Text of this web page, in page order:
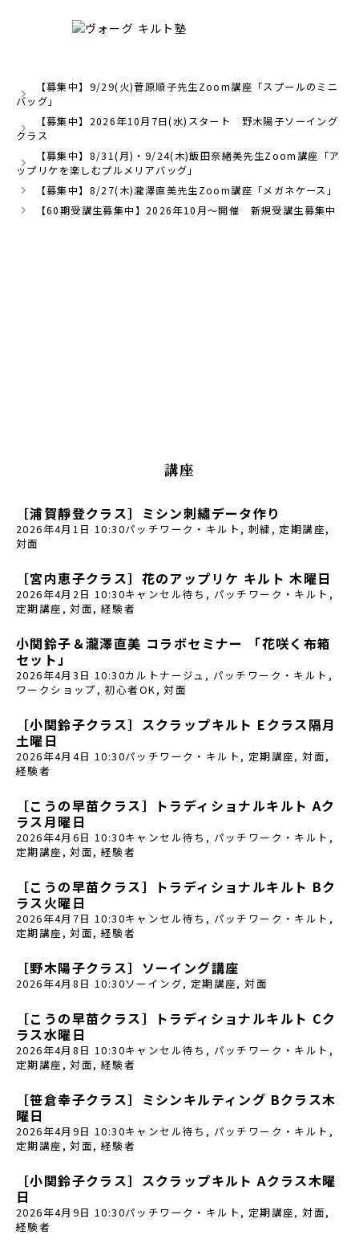
【募集中】9/29(火)菅原順子先生Zoom講座「スプールのミニ
バッグ」
【募集中】2026年10月7日(水)スタート 野木陽子ソーイング
クラス
【募集中】8/31(月)・9/24(木)飯田奈緒美先生Zoom講座「ア
ップリケを楽しむプルメリアバッグ」
【募集中】8/27(木)瀧澤直美先生Zoom講座「メガネケース」
【60期受講生募集中】2026年10月～開催 新規受講生募集中
講座
［浦賀靜登クラス］ミシン刺繡データ作り
2026年4月1日 10:30パッチワーク・キルト , 刺繍 , 定期講座,
対面
［宮内恵子クラス］花のアップリケ キルト 木曜日
2026年4月2日 10:30キャンセル待ち , パッチワーク・キルト ,
定期講座 ,対面,経験者
小関鈴子＆瀧澤直美 コラボセミナー 「花咲く布箱
セット」
2026年4月3日 10:30カルトナージュ , パッチワーク・キルト ,
ワークショップ , 初心者OK ,対面
［小関鈴子クラス］スクラップキルト Eクラス隔月
土曜日
2026年4月4日 10:30パッチワーク・キルト , 定期講座,対面,
経験者
［こうの早苗クラス］トラディショナルキルト Aク
ラス月曜日
2026年4月6日 10:30キャンセル待ち , パッチワーク・キルト ,
定期講座 ,対面,経験者
［こうの早苗クラス］トラディショナルキルト Bク
ラス火曜日
2026年4月7日 10:30キャンセル待ち , パッチワーク・キルト ,
定期講座 ,対面,経験者
［野木陽子クラス］ソーイング講座
2026年4月8日 10:30ソーイング, 定期講座,対面
［こうの早苗クラス］トラディショナルキルト Cク
ラス水曜日
2026年4月8日 10:30キャンセル待ち , パッチワーク・キルト ,
定期講座 ,対面,経験者
［笹倉幸子クラス］ミシンキルティング Bクラス木
曜日
2026年4月9日 10:30キャンセル待ち , パッチワーク・キルト ,
定期講座 ,対面,経験者
［小関鈴子クラス］スクラップキルト Aクラス木曜
日
2026年4月9日 10:30パッチワーク・キルト , 定期講座,対面,
経験者